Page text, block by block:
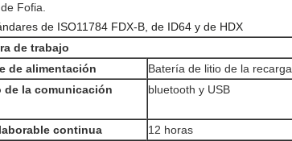
Fofia.
de ISO11784 FDX-B, de ID64 y de HDX
de trabajo
de alimentación Batería de litio de la recarga
de la comunicación bluetooth y USB
continua 12 horas